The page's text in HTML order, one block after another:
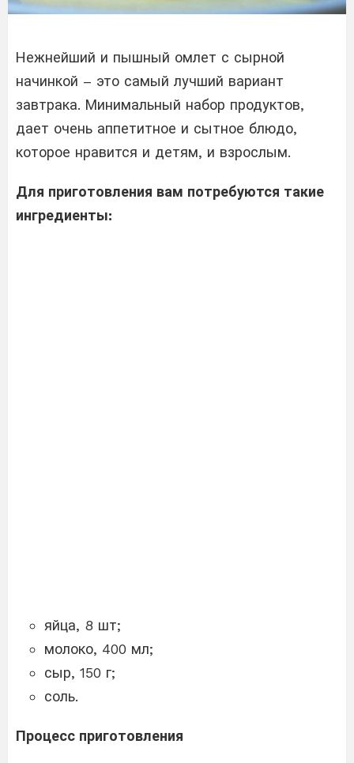
Нежнейший и пышный омлет с сырной
начинкой – это самый лучший вариант
завтрака. Минимальный набор продуктов,
дает очень аппетитное и сытное блюдо,
которое нравится и детям, и взрослым.
Для приготовления вам потребуются такие
ингредиенты:
яйца, 8 шт;
молоко, 400 мл;
сыр, 150 г;
соль.
Процесс приготовления